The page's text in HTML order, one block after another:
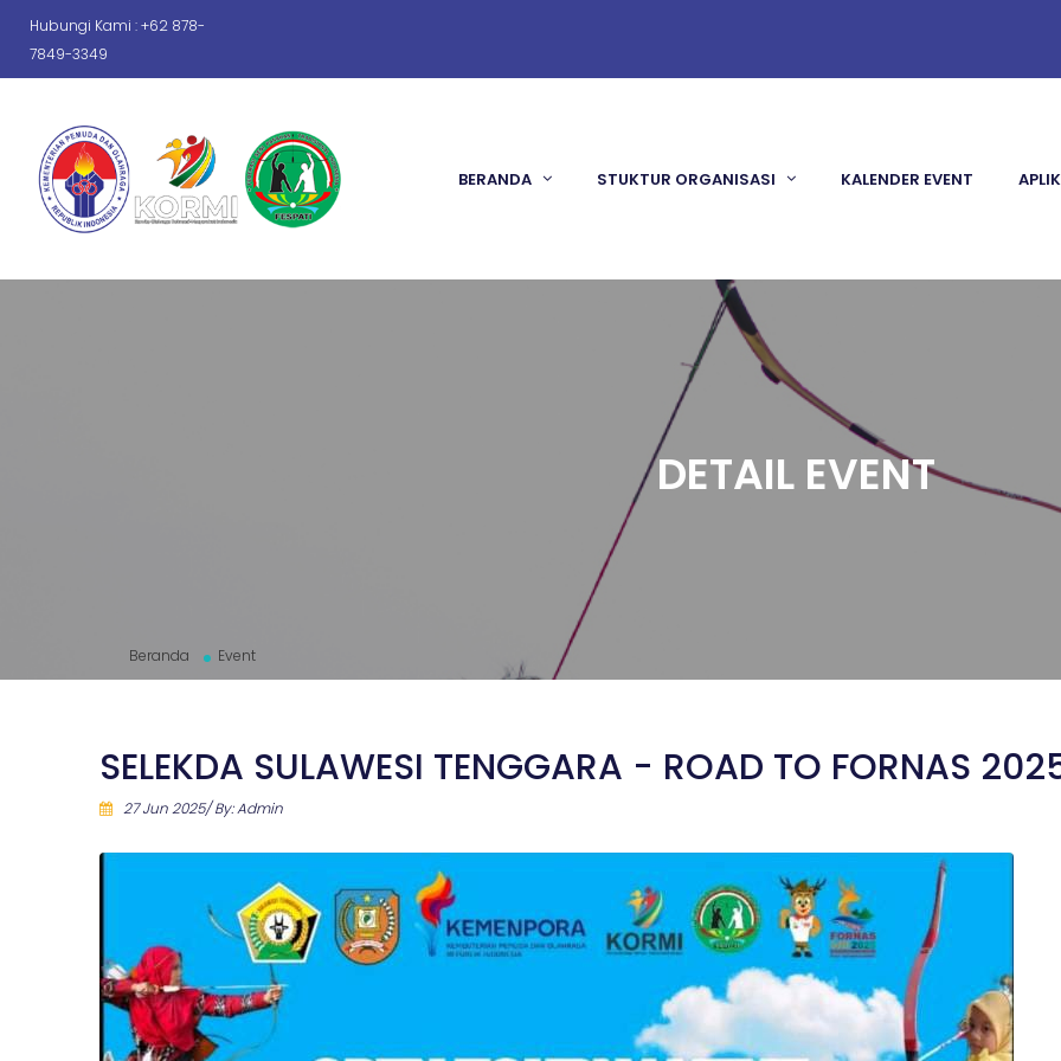
Hubungi Kami : +62 878-
7849-3349
BERANDA STUKTUR ORGANISASI KALENDER EVENT
DETAIL EVENT
Beranda Event
SELEKDA SULAWESI TENGGARA - ROAD TO FORNAS
27 Jun 2025/ By: Admin